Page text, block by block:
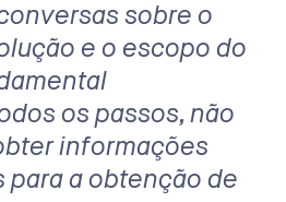
sobre o
e o escopo do
os passos, não
informações
para a obtenção de